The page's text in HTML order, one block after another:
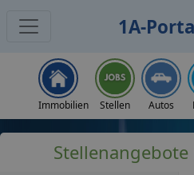
1A-
Immobilien Stellen Autos